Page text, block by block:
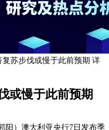
复苏步伐或慢于此前预期 详
或慢于此前预期
）澳大利亚央行7日发布季